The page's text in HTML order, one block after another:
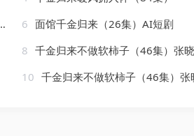
6 面馆千金归来（26集）AI短剧
8 千金归来不做软柿子（46集）张
10 千金归来不做软柿子（46集）